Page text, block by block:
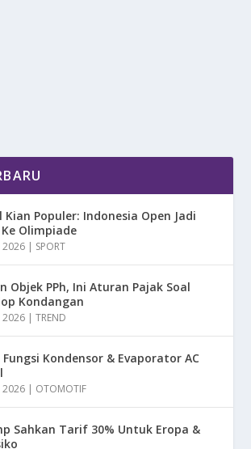
Kian Populer: Indonesia Open Jadi
Olimpiade
2026 | SPORT
Objek PPh, Ini Aturan Pajak Soal
Kondangan
2026 |TREND
Fungsi Kondensor & Evaporator AC
2026 | OTOMOTIF
Sahkan Tarif 30% Untuk Eropa &